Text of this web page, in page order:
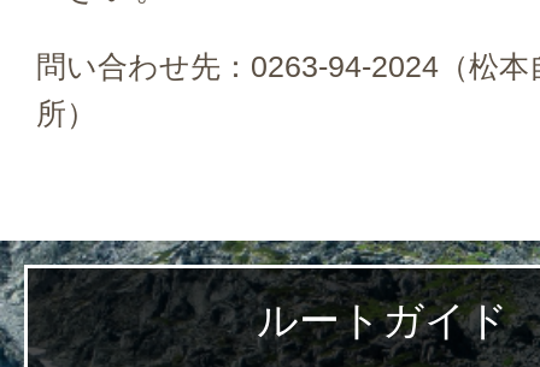
問い合わせ先：0263-94-2024（松本
所）
ルートガイド